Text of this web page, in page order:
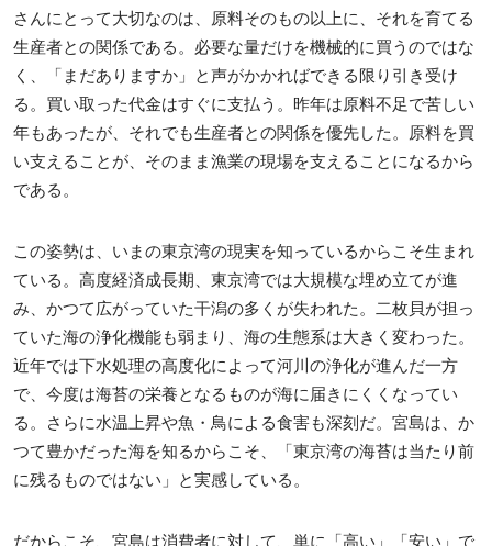
さんにとって大切なのは、原料そのもの以上に、それを育てる
生産者との関係である。必要な量だけを機械的に買うのではな
く、「まだありますか」と声がかかればできる限り引き受け
る。買い取った代金はすぐに支払う。昨年は原料不足で苦しい
年もあったが、それでも生産者との関係を優先した。原料を買
い支えることが、そのまま漁業の現場を支えることになるから
である。
この姿勢は、いまの東京湾の現実を知っているからこそ生まれ
ている。高度経済成長期、東京湾では大規模な埋め立てが進
み、かつて広がっていた干潟の多くが失われた。二枚貝が担っ
ていた海の浄化機能も弱まり、海の生態系は大きく変わった。
近年では下水処理の高度化によって河川の浄化が進んだ一方
で、今度は海苔の栄養となるものが海に届きにくくなってい
る。さらに水温上昇や魚・鳥による食害も深刻だ。宮島は、か
つて豊かだった海を知るからこそ、「東京湾の海苔は当たり前
に残るものではない」と実感している。
だからこそ、宮島は消費者に対して、単に「高い」「安い」で